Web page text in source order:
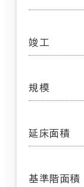
竣工
規模
延床面積
基準階面積